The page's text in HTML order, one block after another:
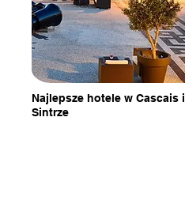
Najlepsze hotele w Cascais i
Sintrze